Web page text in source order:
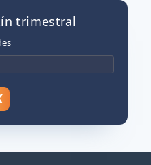
trimestral